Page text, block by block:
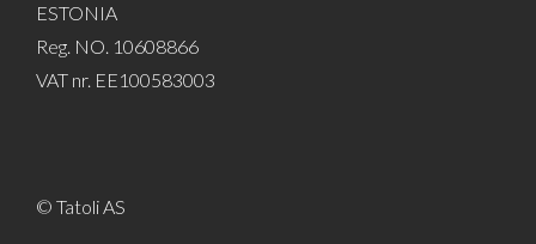
ESTONIA
Reg. NO. 10608866
VAT nr. EE100583003
© Tatoli AS